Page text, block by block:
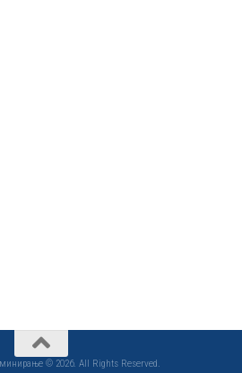
© 2026. All Rights Reserved.